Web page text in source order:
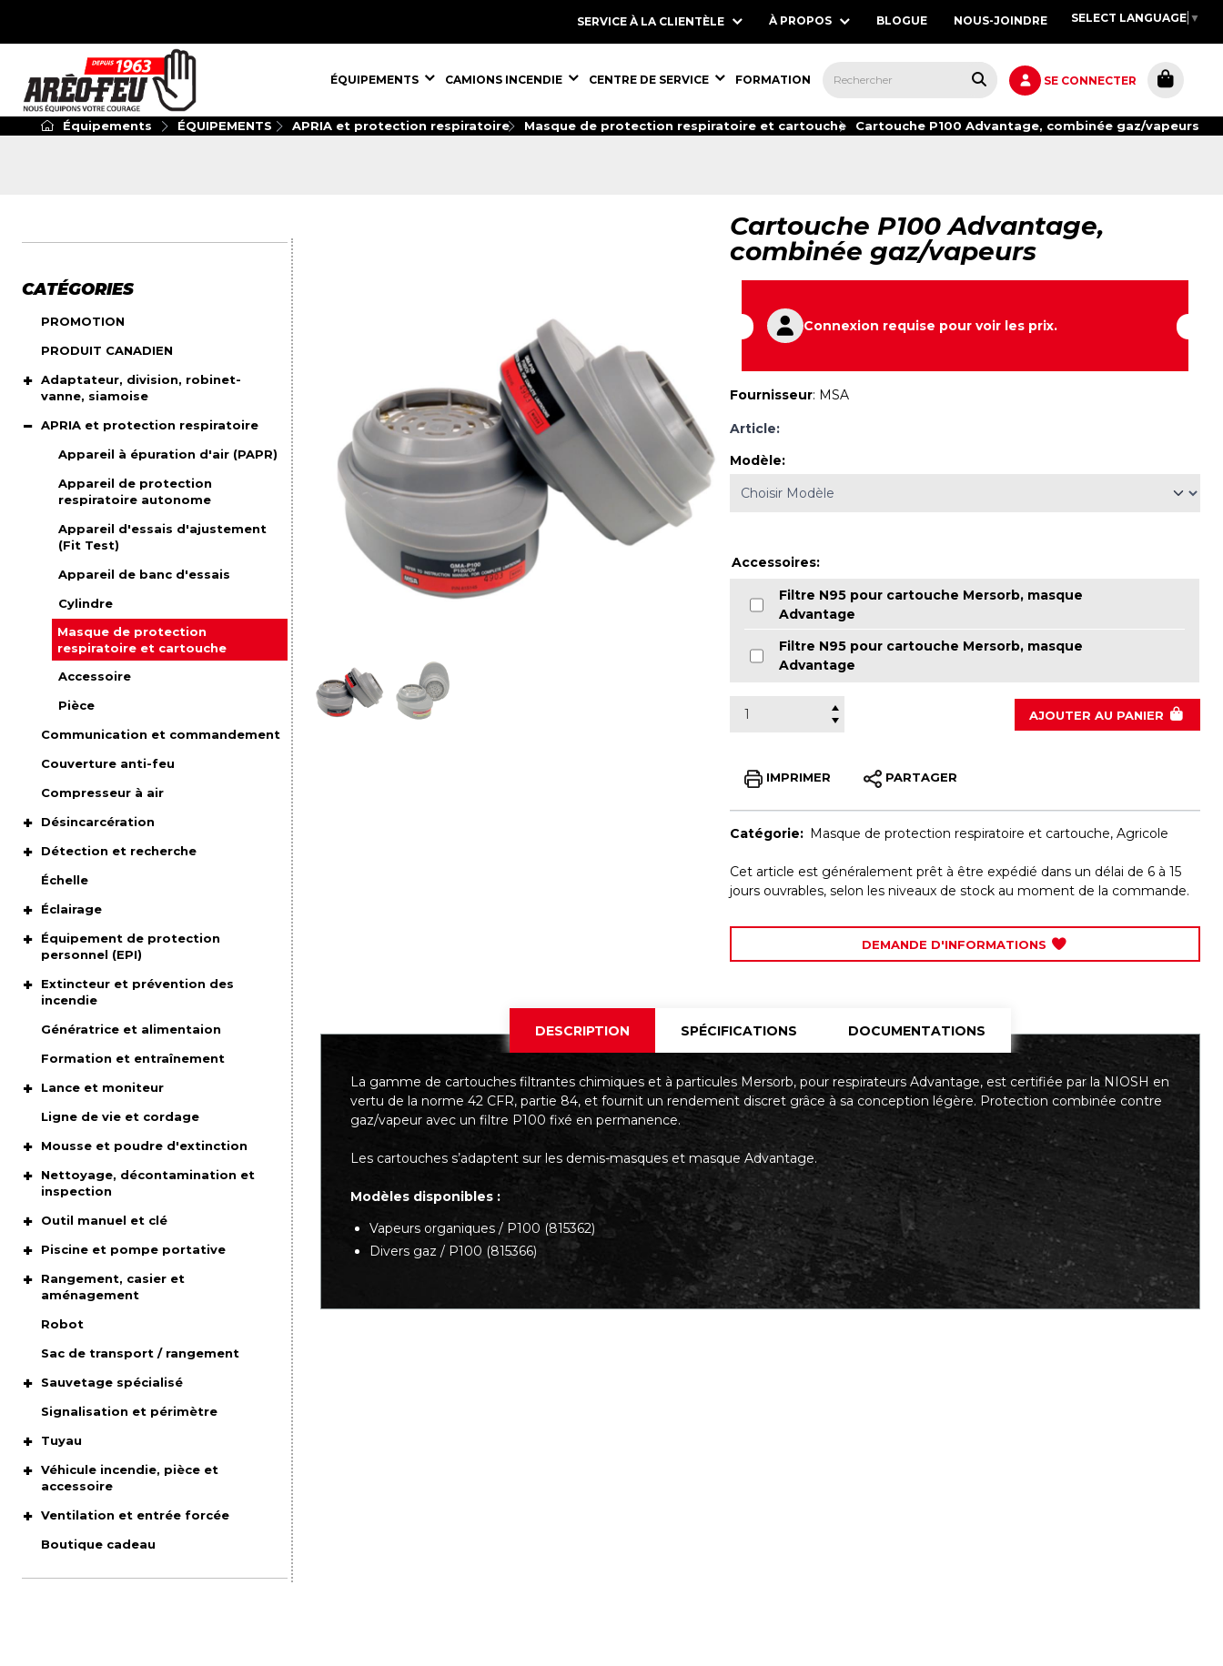
SERVICE À LA CLIENTÈLE À PROPOS BLOGUE NOUS-JOINDRE SELECT LANGUAGE ▼
SE CONNECTER
ÉQUIPEMENTS,
ÉQUIPEMENTS ÉQUIPEMENTS,
CAMIONS INCENDIE ÉQUIPEMENTS,
CENTRE DE SERVICE ÉQUIPEMENTS,
FORMATION
Équipements ÉQUIPEMENTS APRIA et protection respiratoire Masque de protection respiratoire et cartouche Cartouche P100 Advantage, combinée gaz/vapeurs
CATÉGORIES
PROMOTION
PRODUIT CANADIEN
Adaptateur, division, robinet-
vanne, siamoise
APRIA et protection respiratoire
Appareil à épuration d'air (PAPR)
Appareil de protection
respiratoire autonome
Appareil d'essais d'ajustement
(Fit Test)
Appareil de banc d'essais
Cylindre
Masque de protection
respiratoire et cartouche
Accessoire
Pièce
Communication et commandement
Couverture anti-feu
Compresseur à air
Désincarcération
Détection et recherche
Échelle
Éclairage
Équipement de protection
personnel (EPI)
Extincteur et prévention des
incendie
Génératrice et alimentaion
Formation et entraînement
Lance et moniteur
Ligne de vie et cordage
Mousse et poudre d'extinction
Nettoyage, décontamination et
inspection
Outil manuel et clé
Piscine et pompe portative
Rangement, casier et
aménagement
Robot
Sac de transport / rangement
Sauvetage spécialisé
Signalisation et périmètre
Tuyau
Véhicule incendie, pièce et
accessoire
Ventilation et entrée forcée
Boutique cadeau
Cartouche P100 Advantage,
combinée gaz/vapeurs
Connexion requise pour voir les prix.
Fournisseur: MSA
Article:
Modèle:
Accessoires:
Filtre N95 pour cartouche Mersorb, masque
Advantage
Filtre N95 pour cartouche Mersorb, masque
Advantage
AJOUTERAU PANIER
IMPRIMER PARTAGER
Catégorie: Masque de protection respiratoire et cartouche,Agricole
Cet article est généralement prêt à être expédié dans un délai de 6 à 15
jours ouvrables, selon les niveaux de stock au moment de la commande.
DEMANDE D'INFORMATIONS
DESCRIPTION SPÉCIFICATIONS DOCUMENTATIONS
La gamme de cartouches filtrantes chimiques et à particules Mersorb, pour respirateurs Advantage, est certifiée par la NIOSH en
vertu de la norme 42 CFR, partie 84, et fournit un rendement discret grâce à sa conception légère. Protection combinée contre
gaz/vapeur avec un filtre P100 fixé en permanence.
Les cartouches s’adaptent sur les demis-masques et masque Advantage.
Modèles disponibles :
Vapeurs organiques / P100 (815362)
Divers gaz / P100 (815366)